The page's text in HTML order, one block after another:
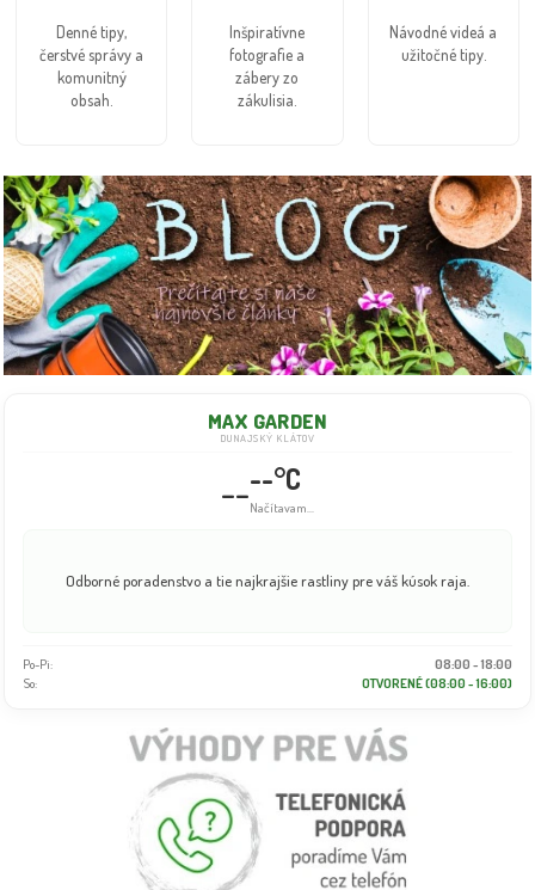
MAX GARDEN
DUNAJSKÝ KLÁTOV
----°C
Načítavam...
Odborné poradenstvo a tie najkrajšie rastliny pre váš kúsok raja.
Po-Pi:
08:00 - 18:00
So:
OTVORENÉ (08:00 - 16:00)
Denné tipy,
čerstvé správy a
komunitný
obsah.
Inšpiratívne
fotografie a
zábery zo
zákulisia.
Návodné videá a
užitočné tipy.